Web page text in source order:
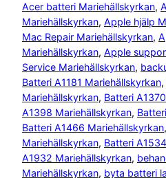
Acer batteri Mariehällskyrkan,
Mariehällskyrkan, Apple hjälp
Mac Repair Mariehällskyrkan,
Mariehällskyrkan, Apple
Service Mariehällskyrkan,
Batteri A1181 Mariehällskyrkan,
Mariehällskyrkan, Batteri
A1398 Mariehällskyrkan,
Batteri A1466 Mariehällskyrkan,
Mariehällskyrkan, Batteri
A1932 Mariehällskyrkan,
Mariehällskyrkan, byta batteri